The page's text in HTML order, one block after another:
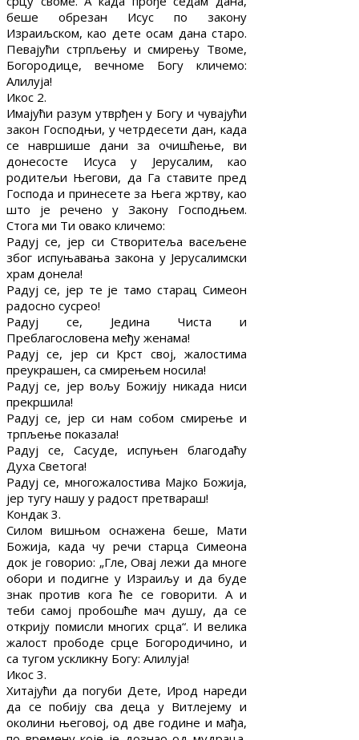
беше обрезан Исус по закону
Израиљском, као дете осам дана старо.
Певајући стрпљењу и смирењу Твоме,
Богородице, вечноме Богу кличемо:
Алилуја!
Икос 2.
Имајући разум утврђен у Богу и чувајући
закон Господњи, у четрдесети дан, када
се навршише дани за очишћење, ви
донесосте Исуса у Јерусалим, као
родитељи Његови, да Га ставите пред
Господа и принесете за Њега жртву, као
што је речено у Закону Господњем.
Стога ми Ти овако кличемо:
Радуј се, јер си Створитеља васељене
због испуњавања закона у Јерусалимски
храм донела!
Радуј се, јер те је тамо старац Симеон
радосно сусрео!
Радуј се, Једина Чиста и
Преблагословена међу женама!
Радуј се, јер си Крст свој, жалостима
преукрашен, са смирењем носила!
Радуј се, јер вољу Божију никада ниси
прекршила!
Радуј се, јер си нам собом смирење и
трпљење показала!
Радуј се, Сасуде, испуњен благодаћу
Духа Светога!
Радуј се, многожалостива Мајко Божија,
јер тугу нашу у радост претвараш!
Кондак 3.
Силом вишњом оснажена беше, Мати
Божија, када чу речи старца Симеона
док је говорио: „Гле, Овај лежи да многе
обори и подигне у Израиљу и да буде
знак против кога ће се говорити. А и
теби самој пробошће мач душу, да се
открију помисли многих срца“. И велика
жалост прободе срце Богородичино, и
са тугом ускликну Богу: Алилуја!
Икос 3.
Хитајући да погуби Дете, Ирод нареди
да се побију сва деца у Витлејему и
околини његовој, од две године и мађа,